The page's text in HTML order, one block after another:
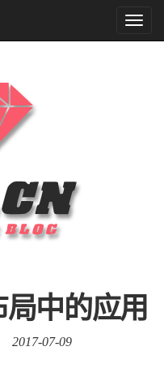
菜
单
中的应用
2017-07-09